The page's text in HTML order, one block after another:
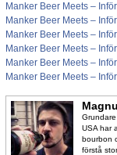
Manker Beer Meets –
Manker Beer Meets –
Manker Beer Meets –
Manker Beer Meets –
Manker Beer Meets –
Manker Beer Meets –
USA har
bourbon
förstå